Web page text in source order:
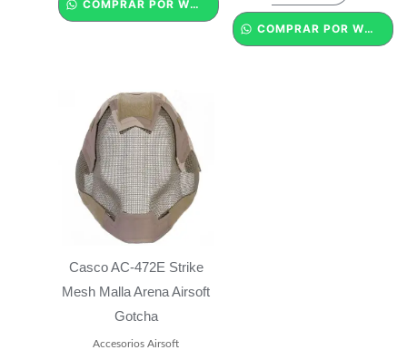
COMPRAR POR WHATSAPP
COMPRAR POR WHATSAPP
Casco AC-472E Strike
Mesh Malla Arena Airsoft
Gotcha
Accesorios Airsoft